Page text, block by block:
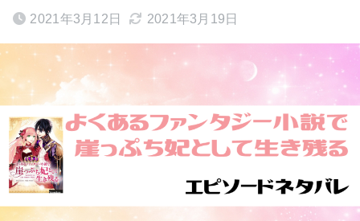
2021年3月12日 2021年3月19日